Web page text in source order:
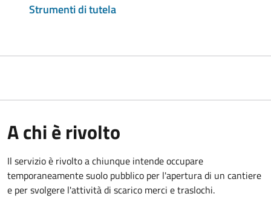
Strumenti di tutela
A chi è rivolto
Il servizio è rivolto a chiunque intende occupare
temporaneamente suolo pubblico per l'apertura di un cantiere
e per svolgere l'attività di scarico merci e traslochi.